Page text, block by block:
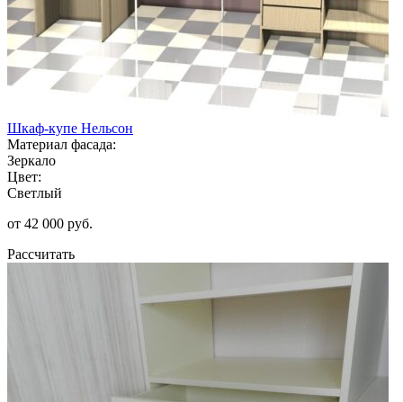
Шкаф-купе Нельсон
Материал фасада:
Зеркало
Цвет:
Светлый
от 42 000 руб.
Рассчитать